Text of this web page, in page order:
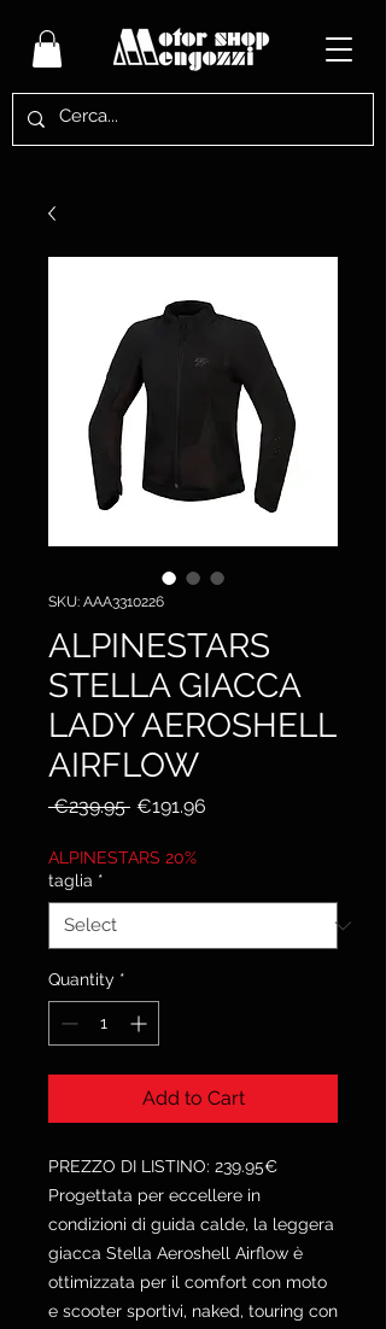
SKU: AAA3310226
ALPINESTARS
STELLA GIACCA
LADY AEROSHELL
AIRFLOW
€239.95 Regular
€191.96
ALPINESTARS 20%
taglia *
Quantity *
Add to Cart
PREZZO DI LISTINO: 239.95€
Progettata per eccellere in
condizioni di guida calde, la leggera
giacca Stella Aeroshell Airflow è
ottimizzata per il comfort con moto
e scooter sportivi, naked, touring con